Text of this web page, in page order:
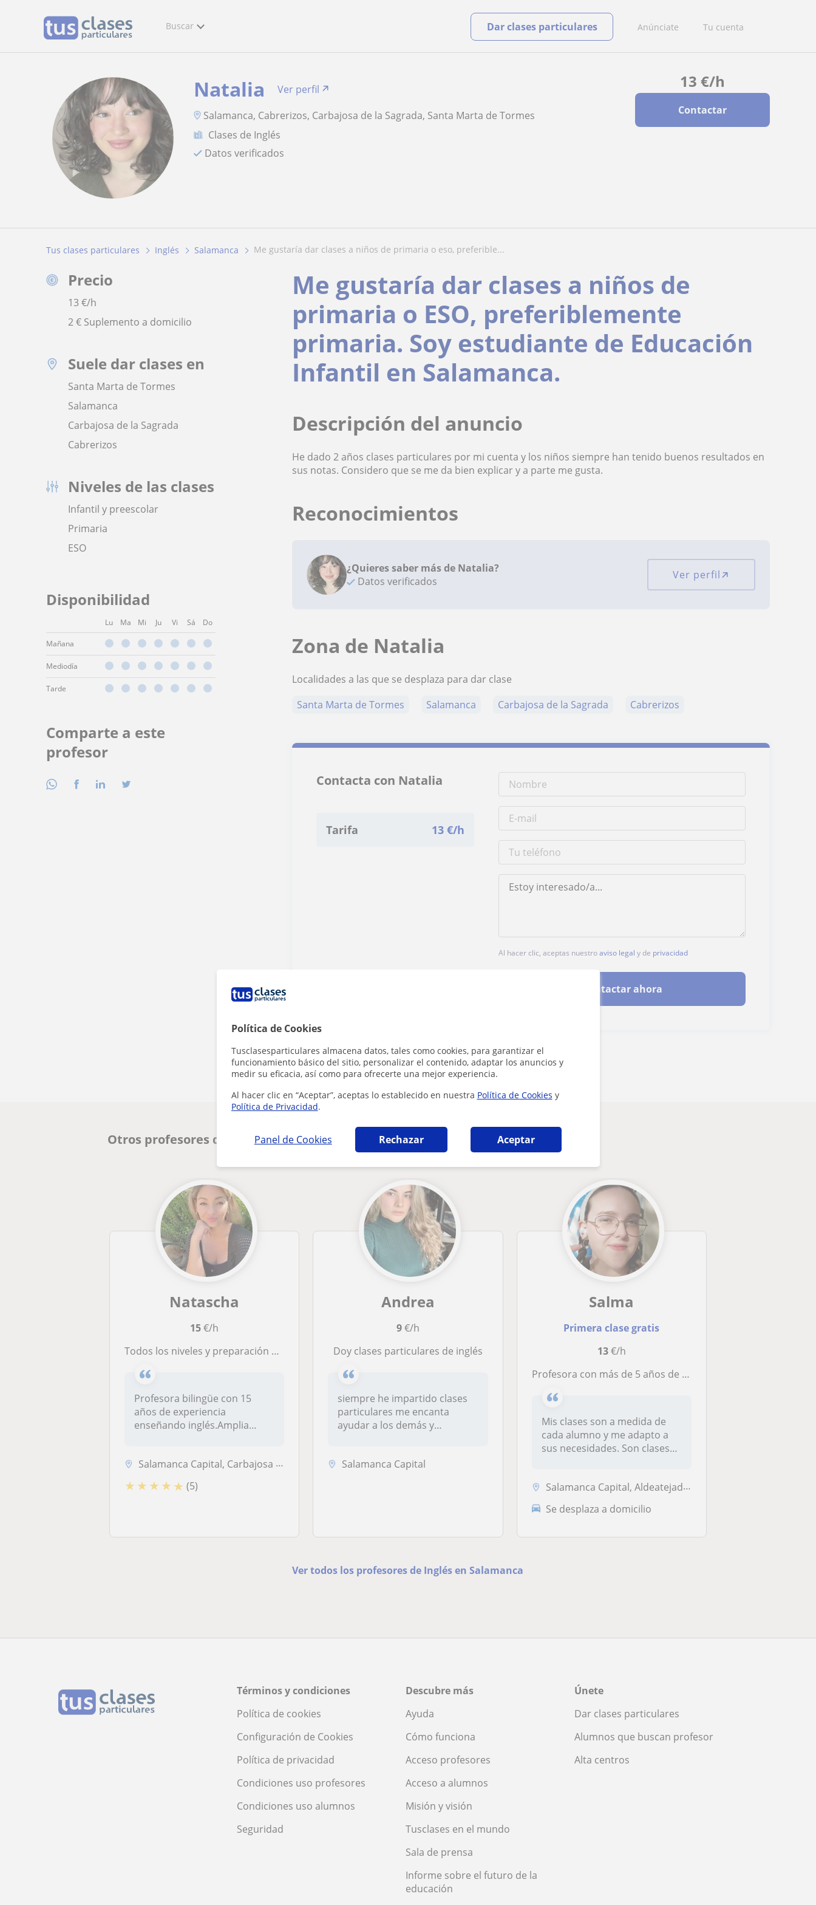
Política de Cookies
Tusclasesparticulares almacena datos, tales como cookies, para garantizar el
funcionamiento básico del sitio, personalizar el contenido, adaptar los anuncios y
medir su eficacia, así como para ofrecerte una mejor experiencia.
Al hacer clic en “Aceptar”, aceptas lo establecido en nuestra Política de Cookies y
Política de Privacidad.
Panel de Cookies Rechazar Aceptar
Buscar Anúnciate Tu cuenta
Dar clases particulares
13 €/h
Contactar
Natalia
Ver perfil
Salamanca, Cabrerizos, Carbajosa de la Sagrada, Santa Marta de Tormes
Clases de Inglés
Datos verificados
Tus clases particulares Inglés Salamanca me gustaría dar clases a niños de primaria o eso, preferible...
Precio
13 €/h
2 € Suplemento a domicilio
Suele dar clases en
Santa Marta de Tormes
Salamanca
Carbajosa de la Sagrada
Cabrerizos
Niveles de las clases
Infantil y preescolar
Primaria
ESO
Disponibilidad
Lu Ma Mi Ju Vi Sá Do
Mañana
Mediodía
Tarde
Comparte a este
profesor
Me gustaría dar clases a niños de
primaria o ESO, preferiblemente
primaria. Soy estudiante de Educación
Infantil en Salamanca.
Descripción del anuncio
He dado 2 años clases particulares por mi cuenta y los niños siempre han tenido buenos resultados en
sus notas. Considero que se me da bien explicar y a parte me gusta.
Reconocimientos
¿Quieres saber más de Natalia?
Datos verificados
Ver perfil
Zona de Natalia
Localidades a las que se desplaza para dar clase
Santa Marta de Tormes
Salamanca Carbajosa de la Sagrada Cabrerizos
Contacta con Natalia
Tarifa 13 €/h
Al hacer clic, aceptas nuestroaviso legal y de privacidad
Contactar ahora
¿Hay algún error en este perfil?Cuéntanos
Otros profesores de Inglés en Salamanca que pueden interesarte
Natascha
15€/h
Todos los niveles y preparación de títulos oficiales
Profesora bilingüe con 15
años de experiencia
enseñando inglés.Amplia
Salamanca Capital, Carbajosa de la Sagrada, Santa Marta de Tormes, Villamayor, Aldealengua, Aldearrodrigo, Aldearrubia, Aldeatejada, Babilafuente
★ ★ ★ ★ ★ (5)
Andrea
9€/h
doy clases particulares de inglés
siempre he impartido clases
particulares me encanta
ayudar a los demás y
Salamanca Capital
Salma
Primera clase gratis
13€/h
Profesora con más de 5 años de experiencia en enseñanza de lenguas, graduada en traducción e interpretación.
Mis clases son a medida de
cada alumno y me adapto a
sus necesidades. Son clases
Salamanca Capital, Aldeatejada, Carbajosa de la Sagrada, Santa Marta d...
Se desplaza a domicilio
Ver todos los profesores de Inglés en Salamanca
Términos y condiciones
Política de cookies
Configuración de Cookies
Política de privacidad
Condiciones uso profesores
Condiciones uso alumnos
Seguridad
Descubre más
Ayuda
Cómo funciona
Acceso profesores
Acceso a alumnos
Misión y visión
Tusclases en el mundo
Sala de prensa
Informe sobre el futuro de la
educación
Únete
Dar clases particulares
Alumnos que buscan profesor
Alta centros